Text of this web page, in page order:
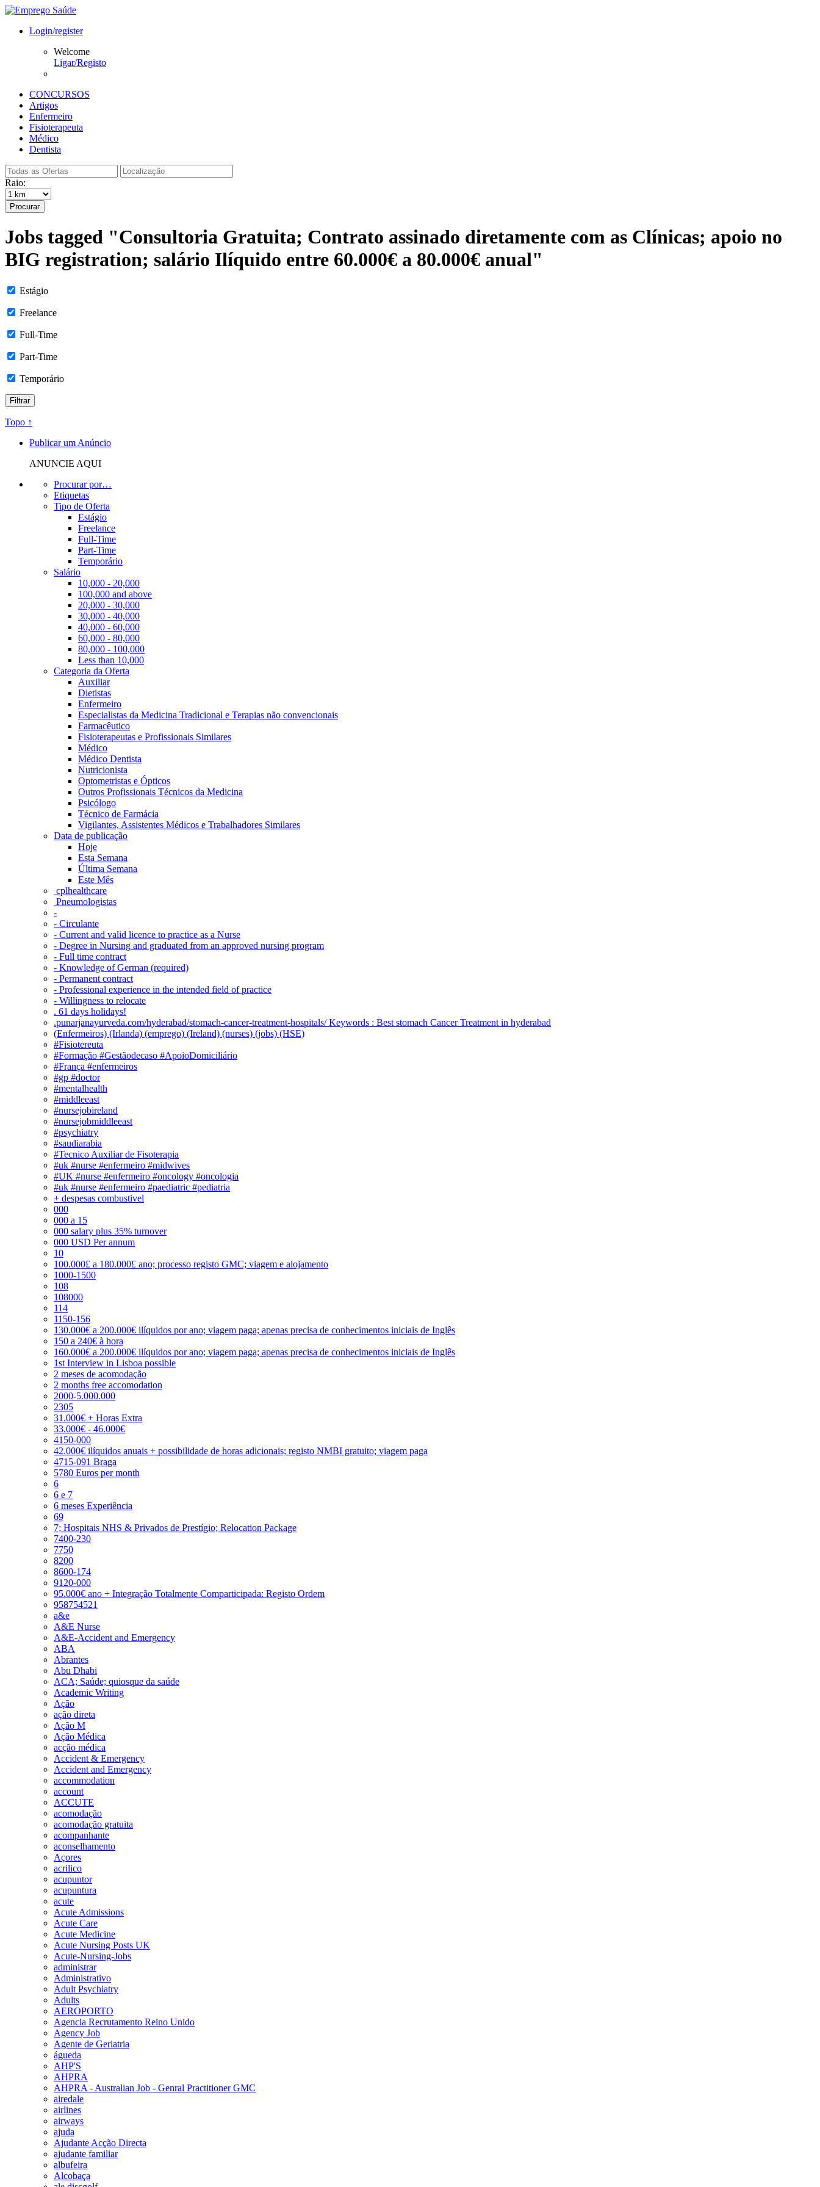
Login/register
Welcome
Ligar/Registo
CONCURSOS
Artigos
Enfermeiro
Fisioterapeuta
Médico
Dentista
Raio:
Procurar
Jobs tagged "Consultoria Gratuita; Contrato assinado diretamente com as Clínicas; apoio no
BIG registration; salário Ilíquido entre 60.000€ a 80.000€ anual"
Estágio
Freelance
Full-Time
Part-Time
Temporário
Topo ↑
Publicar um Anúncio
ANUNCIE AQUI
Procurar por…
Etiquetas
Tipo de Oferta
Estágio
Freelance
Full-Time
Part-Time
Temporário
Salário
10,000 - 20,000
100,000 and above
20,000 - 30,000
30,000 - 40,000
40,000 - 60,000
60,000 - 80,000
80,000 - 100,000
Less than 10,000
Categoria da Oferta
Auxiliar
Dietistas
Enfermeiro
Especialistas da Medicina Tradicional e Terapias não convencionais
Farmacêutico
Fisioterapeutas e Profissionais Similares
Médico
Médico Dentista
Nutricionista
Optometristas e Ópticos
Outros Profissionais Técnicos da Medicina
Psicólogo
Técnico de Farmácia
Vigilantes, Assistentes Médicos e Trabalhadores Similares
Data de publicação
Hoje
Esta Semana
Última Semana
Este Mês
‎ cplhealthcare‬
Pneumologistas
-
- Circulante
- Current and valid licence to practice as a Nurse
- Degree in Nursing and graduated from an approved nursing program
- Full time contract
- Knowledge of German (required)
- Permanent contract
- Professional experience in the intended field of practice
- Willingness to relocate
. 61 days holidays!
.punarjanayurveda.com/hyderabad/stomach-cancer-treatment-hospitals/ Keywords : Best stomach Cancer Treatment in hyderabad
(Enfermeiros) (Irlanda) (emprego) (Ireland) (nurses) (jobs) (HSE)
#Fisiotereuta
#Formação #Gestãodecaso #ApoioDomiciliário
#França #enfermeiros
#gp #doctor
#mentalhealth
#middleeast
#nursejobireland
#nursejobmiddleeast
#psychiatry
#saudiarabia
#Tecnico Auxiliar de Fisoterapia
#uk #nurse #enfermeiro #midwives
#UK #nurse #enfermeiro #oncology #oncologia
#uk #nurse #enfermeiro #paediatric #pediatria
+ despesas combustivel
000
000 a 15
000 salary plus 35% turnover
000 USD Per annum
10
100.000£ a 180.000£ ano; processo registo GMC; viagem e alojamento
1000-1500
108
108000
114
1150-156
130.000€ a 200.000€ ilíquidos por ano; viagem paga; apenas precisa de conhecimentos iniciais de Inglês
150 a 240€ à hora
160.000€ a 200.000€ ilíquidos por ano; viagem paga; apenas precisa de conhecimentos iniciais de Inglês
1st Interview in Lisboa possible
2 meses de acomodação
2 months free accomodation
2000-5.000.000
2305
31.000€ + Horas Extra
33.000€ - 46.000€
4150-000
42.000€ ilíquidos anuais + possibilidade de horas adicionais; registo NMBI gratuito; viagem paga
4715-091 Braga
5780 Euros per month
6
6 e 7
6 meses Experiência
69
7; Hospitais NHS & Privados de Prestígio; Relocation Package
7400-230
7750
8200
8600-174
9120-000
95.000€ ano + Integração Totalmente Comparticipada: Registo Ordem
958754521
a&e
A&E Nurse
A&E-Accident and Emergency
ABA
Abrantes
Abu Dhabi
ACA; Saúde; quiosque da saúde
Academic Writing
Ação
ação direta
Ação M
Ação Médica
acção médica
Accident & Emergency
Accident and Emergency
accommodation
account
ACCUTE
acomodação
acomodação gratuita
acompanhante
aconselhamento
Açores
acrilico
acupuntor
acupuntura
acute
Acute Admissions
Acute Care
Acute Medicine
Acute Nursing Posts UK
Acute-Nursing-Jobs
administrar
Administrativo
Adult Psychiatry
Adults
AEROPORTO
Agencia Recrutamento Reino Unido
Agency Job
Agente de Geriatria
águeda
AHP'S
AHPRA
AHPRA - Australian Job - Genral Practitioner GMC
airedale
airlines
airways
ajuda
Ajudante Acção Directa
ajudante familiar
albufeira
Alcobaça